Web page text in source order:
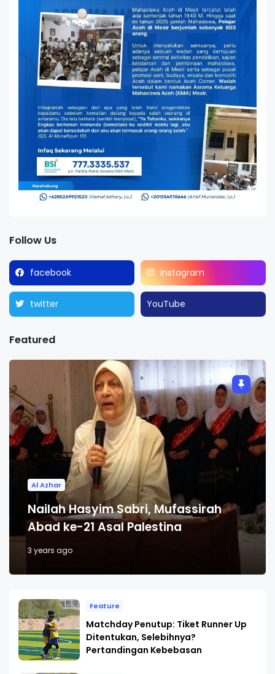
Follow Us
facebook instagram
twitter YouTube
Featured
Al Azhar
Nailah Hasyim Sabri, Mufassirah
Abad ke-21 Asal Palestina
3 years ago
Feature
Matchday Penutup: Tiket Runner Up
Ditentukan, Selebihnya?
Pertandingan Kebebasan